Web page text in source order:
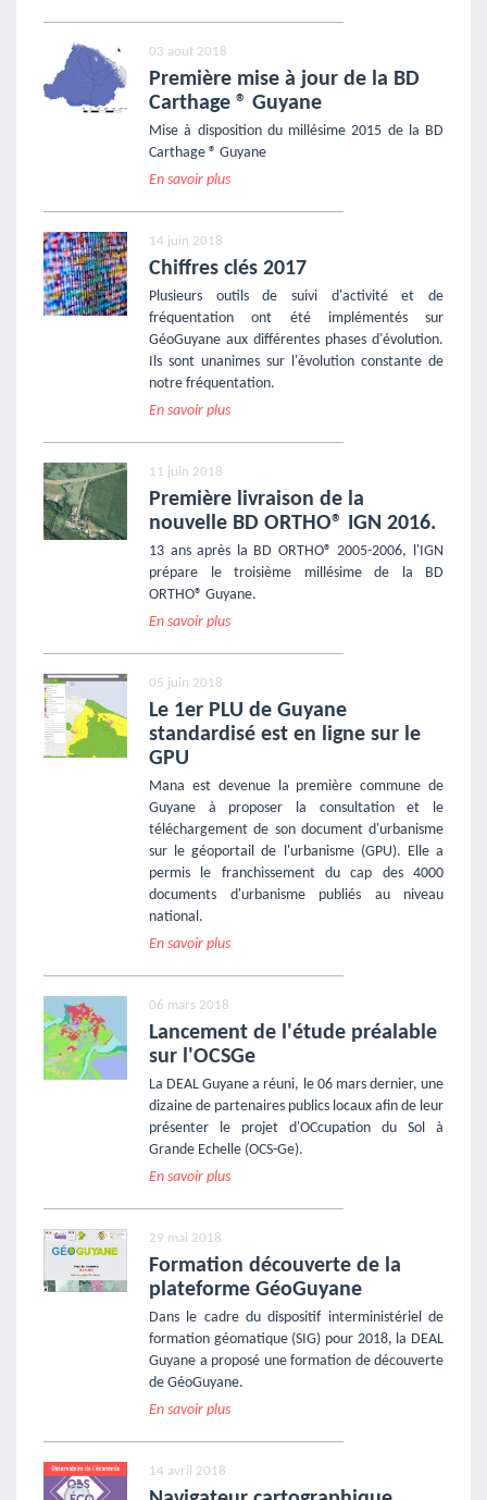
03 aout 2018
Première mise à jour de la BD
Carthage ® Guyane
Mise à disposition du millésime 2015 de la BD
Carthage ® Guyane
En savoir plus
14 juin 2018
Chiffres clés 2017
Plusieurs outils de suivi d'activité et de
fréquentation ont été implémentés sur
GéoGuyane aux différentes phases d'évolution.
Ils sont unanimes sur l'évolution constante de
notre fréquentation.
En savoir plus
11 juin 2018
Première livraison de la
nouvelle BD ORTHO® IGN 2016.
13 ans après la BD ORTHO® 2005-2006, l'IGN
prépare le troisième millésime de la BD
ORTHO® Guyane.
En savoir plus
05 juin 2018
Le 1er PLU de Guyane
standardisé est en ligne sur le
GPU
Mana est devenue la première commune de
Guyane à proposer la consultation et le
téléchargement de son document d'urbanisme
sur le géoportail de l'urbanisme (GPU). Elle a
permis le franchissement du cap des 4000
documents d'urbanisme publiés au niveau
national.
En savoir plus
06 mars 2018
Lancement de l'étude préalable
sur l'OCSGe
La DEAL Guyane a réuni, le 06 mars dernier, une
dizaine de partenaires publics locaux afin de leur
présenter le projet d'OCcupation du Sol à
Grande Echelle (OCS-Ge).
En savoir plus
29 mai 2018
Formation découverte de la
plateforme GéoGuyane
Dans le cadre du dispositif interministériel de
formation géomatique (SIG) pour 2018, la DEAL
Guyane a proposé une formation de découverte
de GéoGuyane.
En savoir plus
14 avril 2018